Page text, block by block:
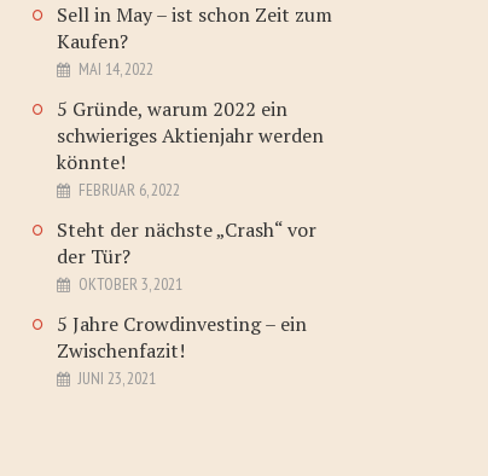
Sell in May – ist schon Zeit zum
Kaufen?
MAI 14, 2022
5 Gründe, warum 2022 ein
schwieriges Aktienjahr werden
könnte!
FEBRUAR 6, 2022
Steht der nächste „Crash“ vor
der Tür?
OKTOBER 3, 2021
5 Jahre Crowdinvesting – ein
Zwischenfazit!
JUNI 23, 2021